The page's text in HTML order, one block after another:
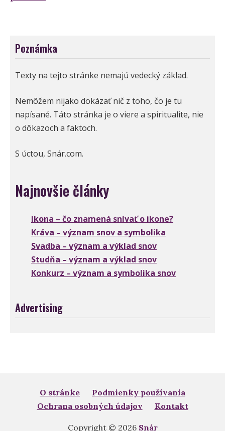
Poznámka
Texty na tejto stránke nemajú vedecký základ.
Nemôžem nijako dokázať nič z toho, čo je tu
napísané. Táto stránka je o viere a spiritualite, nie
o dôkazoch a faktoch.
S úctou, Snár.com.
Najnovšie články
Ikona – čo znamená snívať o ikone?
Kráva – význam snov a symbolika
Svadba – význam a výklad snov
Studňa – význam a výklad snov
Konkurz – význam a symbolika snov
Advertising
O stránke
Podmienky používania
Ochrana osobných údajov
Kontakt
Copyright © 2026 Snár